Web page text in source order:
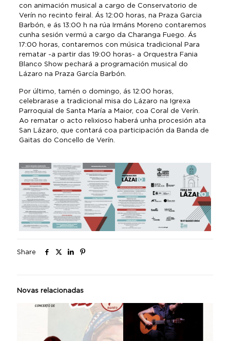
con animación musical a cargo de Conservatorio de
Verín no recinto feiral. Ás 12:00 horas, na Praza Garcia
Barbón, e ás 13:00 h na rúa Irmáns Moreno contaremos
cunha sesión vermú a cargo da Charanga Fuego. Ás
17:00 horas, contaremos con música tradicional Para
rematar -a partir das 19:00 horas- a Orquestra Fania
Blanco Show pechará a programación musical do
Lázaro na Praza García Barbón.
Por último, tamén o domingo, ás 12:00 horas,
celebrarase a tradicional misa do Lázaro na Igrexa
Parroquial de Santa María a Maior, coa Coral de Verín.
Ao rematar o acto relixioso haberá unha procesión ata
San Lázaro, que contará coa participación da Banda de
Gaitas do Concello de Verín.
Share
Novas relacionadas